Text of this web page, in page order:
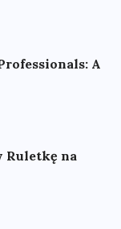
A
Ruletkę na